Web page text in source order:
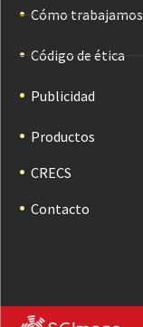
Cómo trabajamos
Código de ética
Publicidad
Productos
CRECS
Contacto